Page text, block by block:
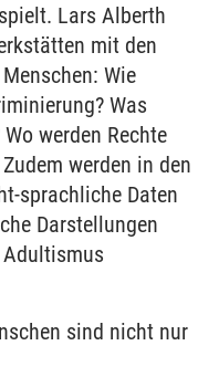
Lars Alberth
mit den
Wie
Was
werden Rechte
werden in den
sprachliche Daten
Darstellungen
sind nicht nur